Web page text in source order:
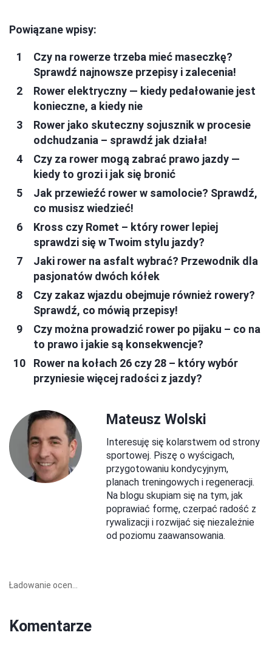
Powiązane wpisy:
Czy na rowerze trzeba mieć maseczkę?
Sprawdź najnowsze przepisy i zalecenia!
Rower elektryczny — kiedy pedałowanie jest
konieczne, a kiedy nie
Rower jako skuteczny sojusznik w procesie
odchudzania – sprawdź jak działa!
Czy za rower mogą zabrać prawo jazdy —
kiedy to grozi i jak się bronić
Jak przewieźć rower w samolocie? Sprawdź,
co musisz wiedzieć!
Kross czy Romet – który rower lepiej
sprawdzi się w Twoim stylu jazdy?
Jaki rower na asfalt wybrać? Przewodnik dla
pasjonatów dwóch kółek
Czy zakaz wjazdu obejmuje również rowery?
Sprawdź, co mówią przepisy!
Czy można prowadzić rower po pijaku – co na
to prawo i jakie są konsekwencje?
Rower na kołach 26 czy 28 – który wybór
przyniesie więcej radości z jazdy?
Mateusz Wolski
Interesuję się kolarstwem od strony
sportowej. Piszę o wyścigach,
przygotowaniu kondycyjnym,
planach treningowych i regeneracji.
Na blogu skupiam się na tym, jak
poprawiać formę, czerpać radość z
rywalizacji i rozwijać się niezależnie
od poziomu zaawansowania.
Ładowanie ocen...
Komentarze